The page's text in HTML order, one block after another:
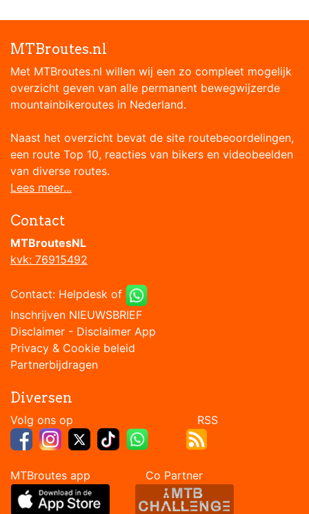
MTBroutes.nl
Met MTBroutes.nl willen wij een zo compleet mogelijk
overzicht geven van alle permanent bewegwijzerde
mountainbikeroutes in Nederland.
Naast het overzicht bevat de site routebeoordelingen,
een route Top 10, reacties van bikers en videobeelden
van diverse routes.
Lees meer...
Contact
MTBroutesNL
kvk: 76915492
Contact: Helpdesk of
Inschrijven NIEUWSBRIEF
Disclaimer - Disclaimer App
Privacy & Cookie beleid
Partnerbijdragen
Diversen
Volg ons op RSS
MTBroutes app Co Partner